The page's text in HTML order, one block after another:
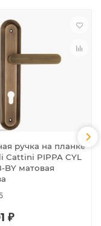
ручка на планке
Cattini PIPPA CYL
BY матовая
₽